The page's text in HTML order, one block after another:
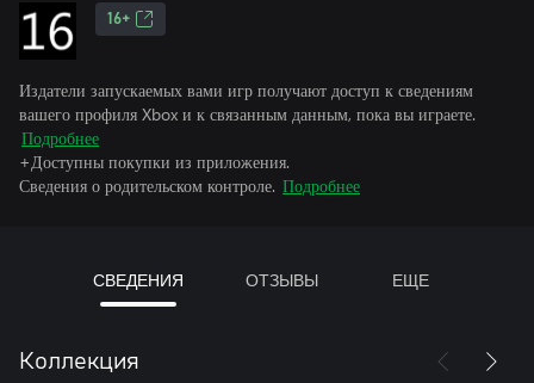
16+
Издатели запускаемых вами игр получают доступ к сведениям
вашего профиля Xbox и к связанным данным, пока вы играете.
Подробнее
+Доступны покупки из приложения.
Сведения о родительском контроле. Подробнее
СВЕДЕНИЯ ОТЗЫВЫ ЕЩЕ
Коллекция